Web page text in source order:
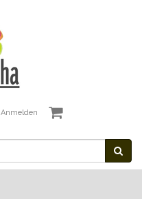
Anmelden